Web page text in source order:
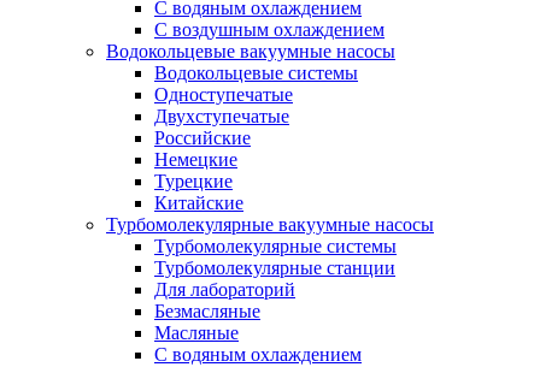
С водяным охлаждением
С воздушным охлаждением
Водокольцевые вакуумные насосы
Водокольцевые системы
Одноступечатые
Двухступечатые
Российские
Немецкие
Турецкие
Китайские
Турбомолекулярные вакуумные насосы
Турбомолекулярные системы
Турбомолекулярные станции
Для лабораторий
Безмасляные
Масляные
C водяным охлаждением